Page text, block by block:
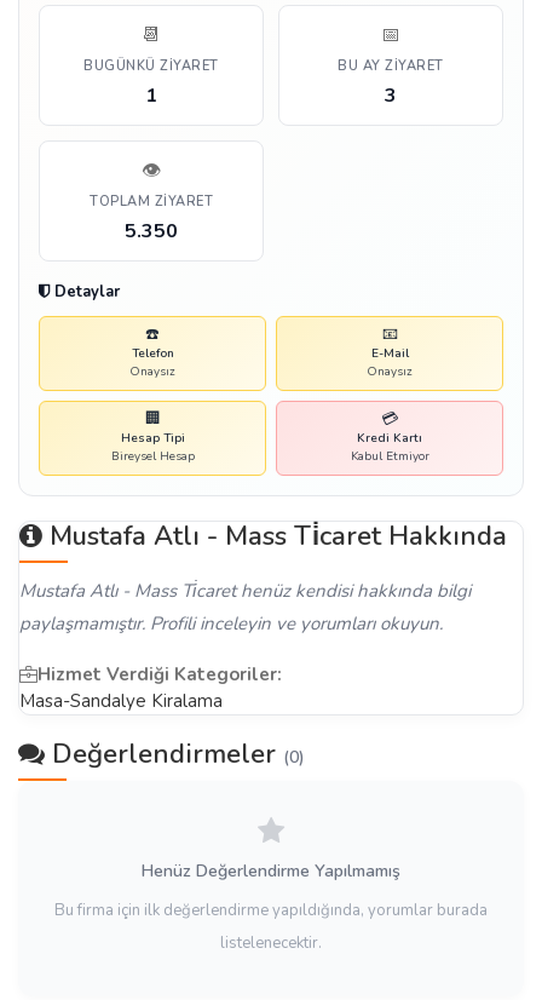
📆
BUGÜNKÜ ZIYARET
1
📅
BU AY ZIYARET
3
👁️
TOPLAM ZIYARET
5.350
Detaylar
☎️
Telefon
Onaysız
📧
E-Mail
Onaysız
🏢
Hesap Tipi
Bireysel Hesap
💳
Kredi Kartı
Kabul Etmiyor
Mustafa Atlı - Mass Ti̇caret Hakkında
Mustafa Atlı - Mass Ti̇caret henüz kendisi hakkında bilgi
paylaşmamıştır. Profili inceleyin ve yorumları okuyun.
Hizmet Verdiği Kategoriler:
Masa-Sandalye Kiralama
Değerlendirmeler (0)
Henüz Değerlendirme Yapılmamış
Bu firma için ilk değerlendirme yapıldığında, yorumlar burada
listelenecektir.